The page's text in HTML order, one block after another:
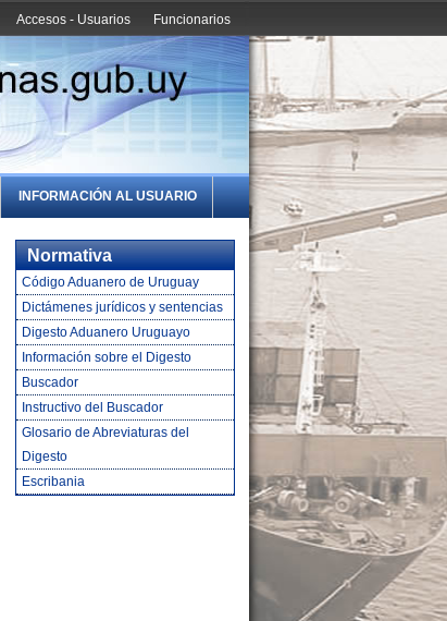
Funcionarios
Accesos - Usuarios
INFORMACIÓN AL USUARIO
Normativa
Código Aduanero de Uruguay
Dictámenes jurídicos y sentencias
Digesto Aduanero Uruguayo
Información sobre el Digesto
Buscador
Instructivo del Buscador
Glosario de Abreviaturas del
Digesto
Escribania